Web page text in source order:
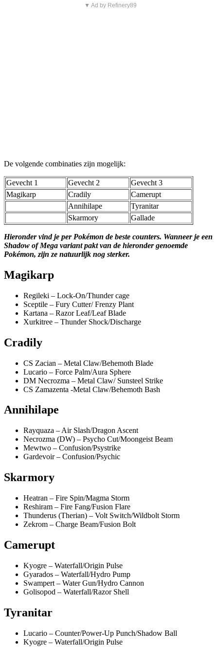
▼ Ad by Refinery89
De volgende combinaties zijn mogelijk:
Gevecht 1 Gevecht 2
Gevecht 3
Magikarp
Cradily
Camerupt
Annihilape
Tyranitar
Skarmory
Gallade
Hieronder vind je per Pokémon de beste counters. Wanneer je een
Shadow of Mega variant pakt van de hieronder genoemde
Pokémon, zijn ze natuurlijk nog sterker.
Magikarp
Regileki – Lock-On/Thunder cage
Sceptile – Fury Cutter/ Frenzy Plant
Kartana – Razor Leaf/Leaf Blade
Xurkitree – Thunder Shock/Discharge
Cradily
CS Zacian – Metal Claw/Behemoth Blade
Lucario – Force Palm/Aura Sphere
DM Necrozma – Metal Claw/ Sunsteel Strike
CS Zamazenta -Metal Claw/Behemoth Bash
Annihilape
Rayquaza – Air Slash/Dragon Ascent
Necrozma (DW) – Psycho Cut/Moongeist Beam
Mewtwo – Confusion/Psystrike
Gardevoir – Confusion/Psychic
Skarmory
Heatran – Fire Spin/Magma Storm
Reshiram – Fire Fang/Fusion Flare
Thunderus (Therian) – Volt Switch/Wildbolt Storm
Zekrom – Charge Beam/Fusion Bolt
Camerupt
Kyogre – Waterfall/Origin Pulse
Gyarados – Waterfall/Hydro Pump
Swampert – Water Gun/Hydro Cannon
Golisopod – Waterfall/Razor Shell
Tyranitar
Lucario – Counter/Power-Up Punch/Shadow Ball
Kyogre – Waterfall/Origin Pulse